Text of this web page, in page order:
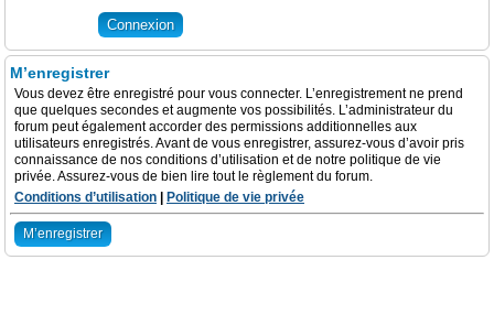
M’enregistrer
Vous devez être enregistré pour vous connecter. L’enregistrement ne prend
que quelques secondes et augmente vos possibilités. L’administrateur du
forum peut également accorder des permissions additionnelles aux
utilisateurs enregistrés. Avant de vous enregistrer, assurez-vous d’avoir pris
connaissance de nos conditions d’utilisation et de notre politique de vie
privée. Assurez-vous de bien lire tout le règlement du forum.
Conditions d’utilisation
Politique de vie privée
M’enregistrer